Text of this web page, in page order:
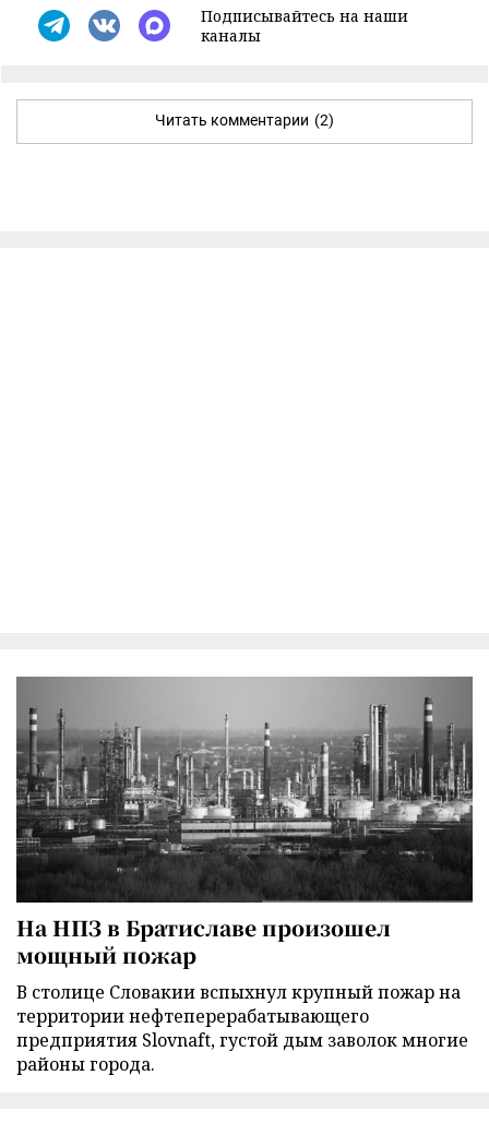
Подписывайтесь на наши
каналы
Читать комментарии (2)
На НПЗ в Братиславе произошел
мощный пожар
В столице Словакии вспыхнул крупный пожар на
территории нефтеперерабатывающего
предприятия Slovnaft, густой дым заволок многие
районы города.